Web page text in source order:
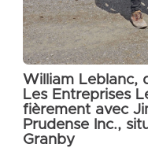
William Leblanc,
Les Entreprises
fièrement avec
Prudense Inc.,
Granby